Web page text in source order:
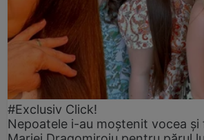
#Exclusiv Click!
Nepoatele i-au moștenit vocea și